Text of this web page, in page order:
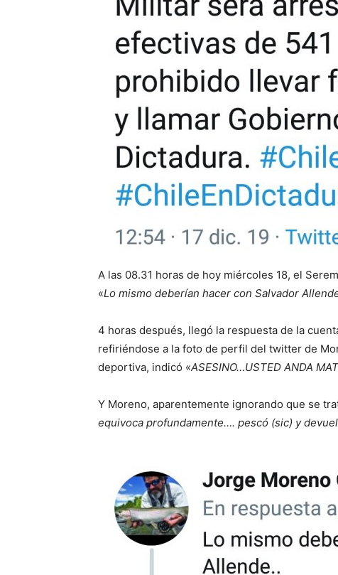
A las 08.31 horas de hoy miércoles 18, el
«Lo mismo deberían hacer con Salvador
4 horas después, llegó la respuesta de la
refiriéndose a la foto de perfil del twitter de
deportiva, indicó «ASESINO…USTED ANDA
Y Moreno, aparentemente ignorando que se
equivoca profundamente…. pescó (sic) y